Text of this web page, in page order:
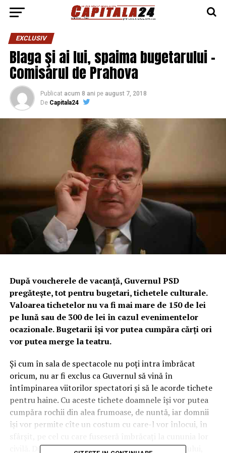
EXCLUSIV
Blaga şi ai lui, spaima bugetarului –
Comisarul de Prahova
Publicat acum 8 ani pe august 7, 2018
De Capitala24
După voucherele de vacanţă, Guvernul PSD
pregăteşte, tot pentru bugetari, tichetele culturale.
Valoarea tichetelor nu va fi mai mare de 150 de lei
pe lună sau de 300 de lei în cazul evenimentelor
ocazionale. Bugetarii îşi vor putea cumpăra cărţi ori
vor putea merge la teatru.
Şi cum în sala de spectacole nu poţi intra îmbrăcat
oricum, nu ar fi exclus ca Guvernul să vină în
întîmpinarea viitorilor spectatori şi să le acorde tichete
pentru haine. Cu aceste tichete doamnele îşi vor putea
cumpăra rochii din alea frumoase, de nuntă, iar domnii
îşi vor permite cîte un costum cu care-l vor înlocui, în
civilă. După ce va fi rezolvată problema îmbrăcatului,